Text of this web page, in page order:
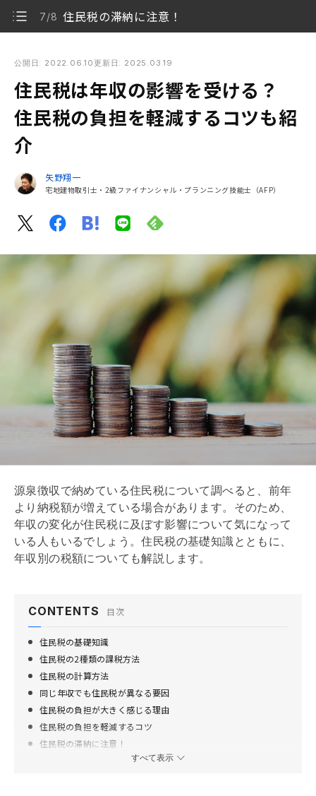
7/8 住民税の滞納に注意！
紹介
1/8 住民税の基礎知識
2/8 住民税の2種類の課税方法
4/8 同じ年収でも住民税が異なる要因
5/8 住民税の負担が大きく感じる理由
6/8 住民税の負担を軽減するコツ
住民税の滞納に注意！
住民税と年収の関係を理解しよう
公開日: 2022.06.10 更新日: 2025.03.19
住民税は年収の影響を受ける？
住民税の負担を軽減するコツも紹
介
矢野翔一
宅地建物取引士・2級ファイナンシャル・プランニング技能士（AFP）
源泉徴収で納めている住民税について調べると、前年
より納税額が増えている場合があります。そのため、
年収の変化が住民税に及ぼす影響について気になって
いる人もいるでしょう。住民税の基礎知識とともに、
年収別の税額についても解説します。
CONTENTS 目次
住民税の基礎知識
住民税の2種類の課税方法
住民税の計算方法
同じ年収でも住民税が異なる要因
住民税の負担が大きく感じる理由
住民税の負担を軽減するコツ
住民税の滞納に注意！
住民税と年収の関係を理解しよう
すべて表示